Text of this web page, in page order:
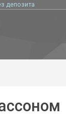
депозита